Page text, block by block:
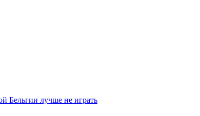
Бельгии лучше не играть